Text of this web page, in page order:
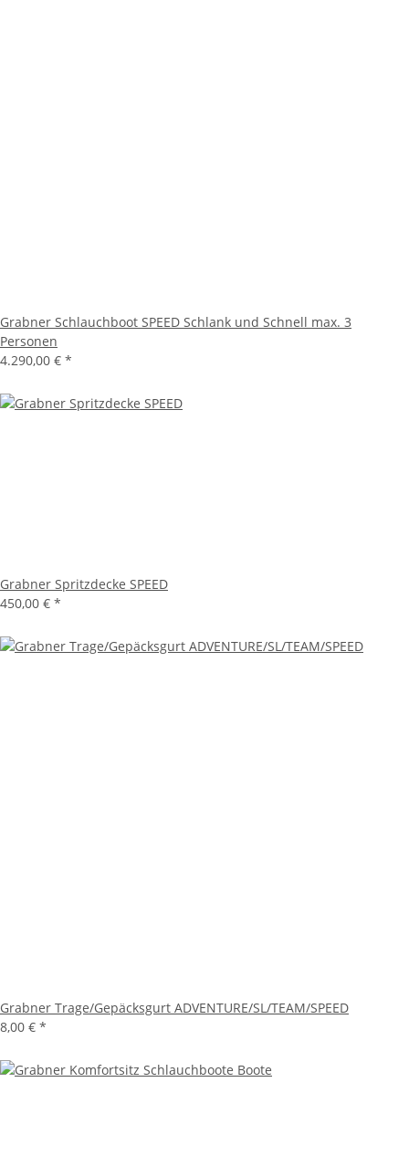
Grabner Schlauchboot SPEED Schlank und Schnell max. 3
Personen
4.290,00 € *
Grabner Spritzdecke SPEED
450,00 € *
Grabner Trage/Gepäcksgurt ADVENTURE/SL/TEAM/SPEED
8,00 € *